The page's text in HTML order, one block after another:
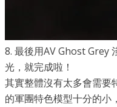
8. 最後用AV Ghost Grey
光，就完成啦！
其實整體沒有太多會需要
的軍團特色模型十分的小